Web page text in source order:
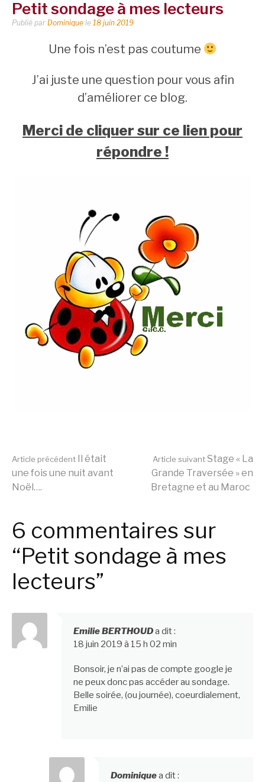
Petit sondage à mes lecteurs
Publié par Dominique le 18 juin 2019
Une fois n’est pas coutume
J’ai juste une question pour vous afin
d’améliorer ce blog.
Merci de cliquer sur ce lien pour
répondre !
Lire
suite
Article précédent Il était
une fois une nuit avant
Noël….
Article suivantStage « La
Grande Traversée » en
Bretagne et au Maroc
6 commentaires sur
“Petit sondage à mes
lecteurs”
Emilie BERTHOUDa dit :
18 juin 2019 à 15 h 02 min
Bonsoir, je n’ai pas de compte google je
ne peux donc pas accéder au sondage.
Belle soirée, (ou journée), coeurdialement,
Emilie
Dominiquea dit :